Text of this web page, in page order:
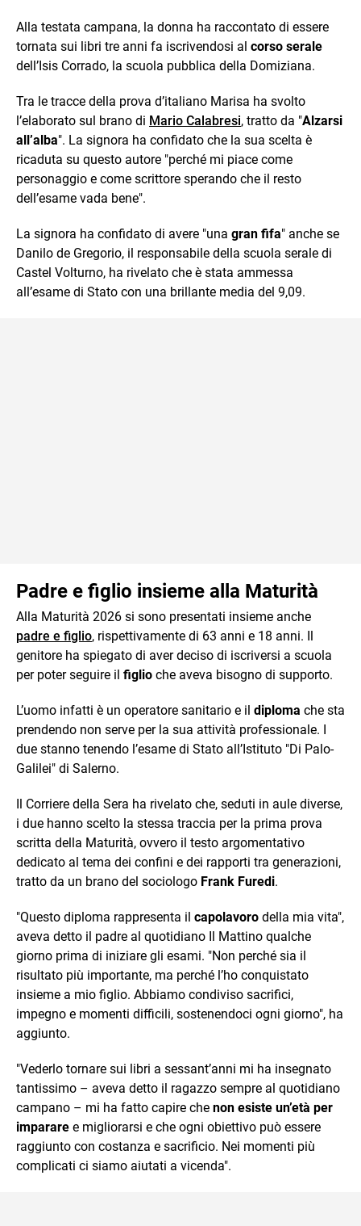
Alla testata campana, la donna ha raccontato di essere
tornata sui libri tre anni fa iscrivendosi al corso serale
dell’Isis Corrado, la scuola pubblica della Domiziana.
Tra le tracce della prova d’italiano Marisa ha svolto
l’elaborato sul brano di Mario Calabresi, tratto da "Alzarsi
all’alba". La signora ha confidato che la sua scelta è
ricaduta su questo autore "perché mi piace come
personaggio e come scrittore sperando che il resto
dell’esame vada bene".
La signora ha confidato di avere "una gran fifa" anche se
Danilo de Gregorio, il responsabile della scuola serale di
Castel Volturno, ha rivelato che è stata ammessa
all’esame di Stato con una brillante media del 9,09.
Padre e figlio insieme alla Maturità
Alla Maturità 2026 si sono presentati insieme anche
padre e figlio, rispettivamente di 63 anni e 18 anni. Il
genitore ha spiegato di aver deciso di iscriversi a scuola
per poter seguire il figlio che aveva bisogno di supporto.
L’uomo infatti è un operatore sanitario e il diploma che sta
prendendo non serve per la sua attività professionale. I
due stanno tenendo l’esame di Stato all’Istituto "Di Palo-
Galilei" di Salerno.
Il Corriere della Sera ha rivelato che, seduti in aule diverse,
i due hanno scelto la stessa traccia per la prima prova
scritta della Maturità, ovvero il testo argomentativo
dedicato al tema dei confini e dei rapporti tra generazioni,
tratto da un brano del sociologo Frank Furedi.
"Questo diploma rappresenta il capolavoro della mia vita",
aveva detto il padre al quotidiano Il Mattino qualche
giorno prima di iniziare gli esami. "Non perché sia il
risultato più importante, ma perché l’ho conquistato
insieme a mio figlio. Abbiamo condiviso sacrifici,
impegno e momenti difficili, sostenendoci ogni giorno", ha
aggiunto.
"Vederlo tornare sui libri a sessant’anni mi ha insegnato
tantissimo – aveva detto il ragazzo sempre al quotidiano
campano – mi ha fatto capire che non esiste un’età per
imparare e migliorarsi e che ogni obiettivo può essere
raggiunto con costanza e sacrificio. Nei momenti più
complicati ci siamo aiutati a vicenda".